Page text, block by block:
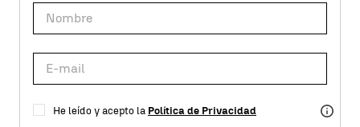
He leído y acepto la Política de Privacidad